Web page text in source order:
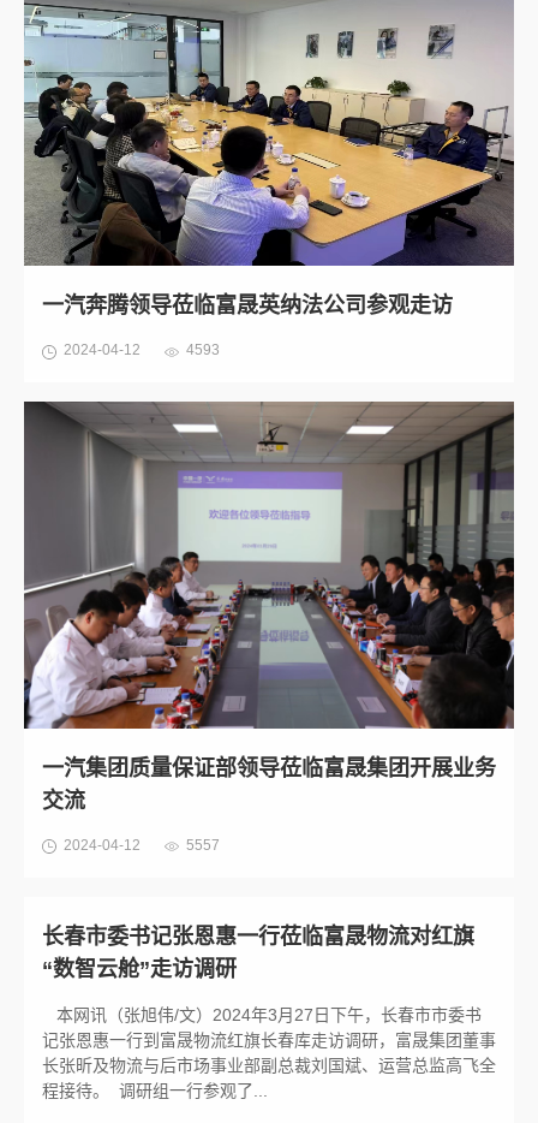
一汽奔腾领导莅临富晟英纳法公司参观走访
2024-04-12 4593
一汽集团质量保证部领导莅临富晟集团开展业务
交流
2024-04-12 5557
长春市委书记张恩惠一行莅临富晟物流对红旗
“数智云舱”走访调研
本网讯（张旭伟/文）2024年3月27日下午，长春市市委书
记张恩惠一行到富晟物流红旗长春库走访调研，富晟集团董事
长张昕及物流与后市场事业部副总裁刘国斌、运营总监高飞全
程接待。 调研组一行参观了...